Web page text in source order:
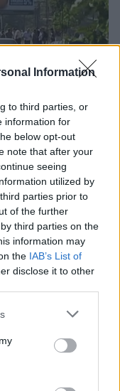
Information
to third parties, or
information for
below opt-out
note that after your
seeing
utilized by
parties prior to
of the further
third parties on the
information may
the IAB’s List of
disclose it to other
nuotraukų (1)
Tyrėjų
VRM
patrulis,
tarnybos
tarpo pranešė
tarp jų –